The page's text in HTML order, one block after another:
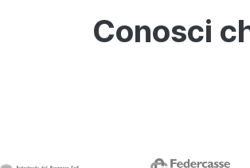
Conosci